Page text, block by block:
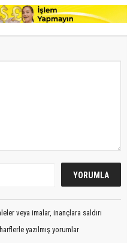
veya imalar, inançlara saldırı
yazılmış yorumlar